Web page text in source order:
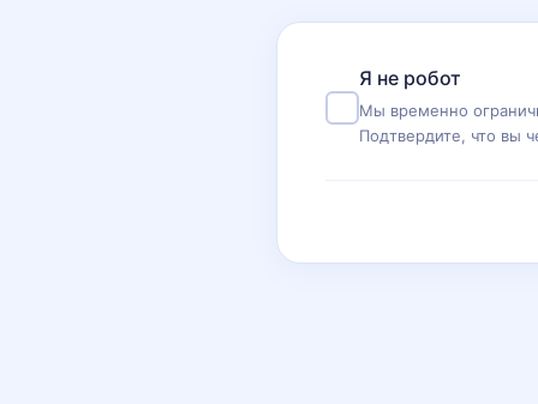
Я не робот
Мы временно
Подтвердите, что вы